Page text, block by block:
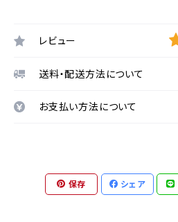
レビュー
送料・配送方法について
お支払い方法について
保存 シェア